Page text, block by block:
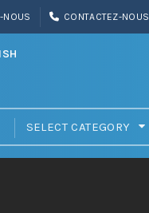
NOUS CONTACTEZ-NOUS
SELECT CATEGORY